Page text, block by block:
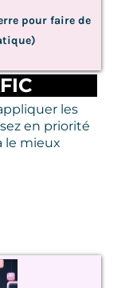
pour faire de
les
en priorité
le mieux